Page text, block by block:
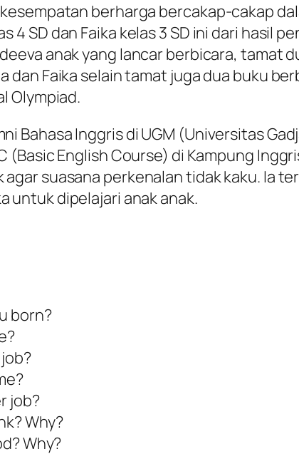
berharga bercakap-cakap
4 SD dan Faika kelas 3 SD ini dari hasil
anak yang lancar berbicara, tamat
dan Faika selain tamat juga dua buku
Olympiad.
Bahasa Inggris di UGM (Universitas
(Basic English Course) di Kampung
suasana perkenalan tidak kaku. Ia
untuk dipelajari anak anak.
born?
job?
Why?
Why?